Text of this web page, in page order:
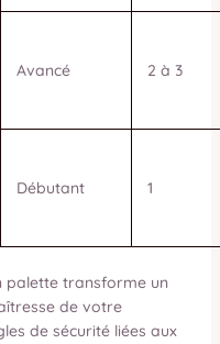
Avancé 2 à 3
Débutant 1
palette transforme un
de votre
de sécurité liées aux